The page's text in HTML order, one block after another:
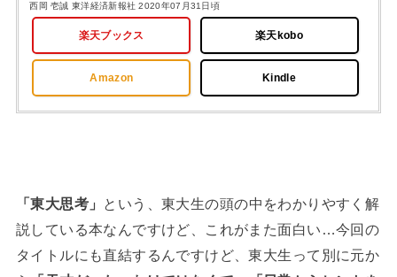
西岡 壱誠 東洋経済新報社 2020年07月31日頃
楽天ブックス 楽天kobo
Amazon Kindle
「東大思考」 という、東大生の頭の中をわかりやすく解
説している本なんですけど、これがまた面白い…今回の
タイトルにも直結するんですけど、東大生って別に元か